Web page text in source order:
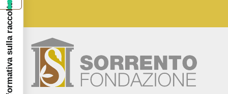
Informativa sulla raccolta